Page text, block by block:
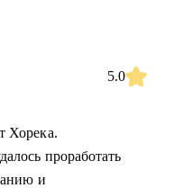
5.0
Хорека.
проработать
и